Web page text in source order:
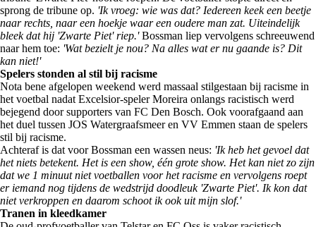
sprong de tribune op. 'Ik vroeg: wie was dat? Iedereen keek een beetje
naar rechts, naar een hoekje waar een oudere man zat. Uiteindelijk
bleek dat hij 'Zwarte Piet' riep.'Bossman liep vervolgens schreeuwend
naar hem toe: 'Wat bezielt je nou? Na alles wat er nu gaande is? Dit
kan niet!'
Spelers stonden al stil bij racisme
Nota bene afgelopen weekend werd massaal stilgestaan bij racisme in
het voetbal nadat Excelsior-speler Moreira onlangs racistisch werd
bejegend door supporters van FC Den Bosch. Ook voorafgaand aan
het duel tussen JOS Watergraafsmeer en VV Emmen staan de spelers
stil bij racisme.
Achteraf is dat voor Bossman een wassen neus: 'Ik heb het gevoel dat
het niets betekent. Het is een show, één grote show. Het kan niet zo zijn
dat we 1 minuut niet voetballen voor het racisme en vervolgens roept
er iemand nog tijdens de wedstrijd doodleuk 'Zwarte Piet'. Ik kon dat
niet verkroppen en daarom schoot ik ook uit mijn slof.'
Tranen in kleedkamer